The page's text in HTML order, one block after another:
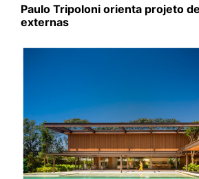
Paulo Tripoloni orienta projeto
externas